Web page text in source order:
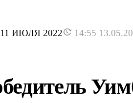
11 ИЮЛЯ 2022 14:55